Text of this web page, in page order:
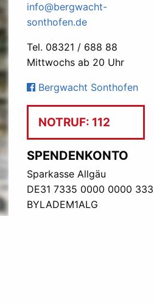
info@bergwacht-
sonthofen.de
Tel. 08321 / 688 88
Mittwochs ab 20 Uhr
Bergwacht Sonthofen
NOTRUF: 112
SPENDENKONTO
Sparkasse Allgäu
DE31 7335 0000 0000
BYLADEM1ALG